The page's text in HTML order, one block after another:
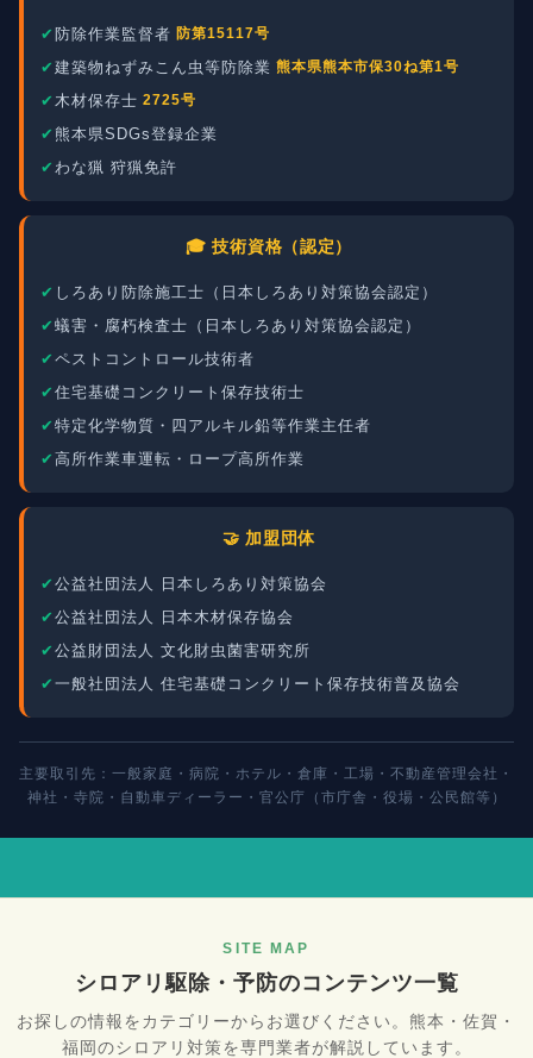
防除作業監督者 防第15117号
建築物ねずみこん虫等防除業 熊本県熊本市保30ね第1号
木材保存士 2725号
熊本県SDGs登録企業
わな猟 狩猟免許
🎓 技術資格（認定）
しろあり防除施工士（日本しろあり対策協会認定）
蟻害・腐朽検査士（日本しろあり対策協会認定）
ペストコントロール技術者
住宅基礎コンクリート保存技術士
特定化学物質・四アルキル鉛等作業主任者
高所作業車運転・ロープ高所作業
🤝 加盟団体
公益社団法人 日本しろあり対策協会
公益社団法人 日本木材保存協会
公益財団法人 文化財虫菌害研究所
一般社団法人 住宅基礎コンクリート保存技術普及協会
主要取引先：一般家庭・病院・ホテル・倉庫・工場・不動産管理会社・
神社・寺院・自動車ディーラー・官公庁（市庁舎・役場・公民館等）
SITE MAP
シロアリ駆除・予防のコンテンツ一覧
お探しの情報をカテゴリーからお選びください。熊本・佐賀・
福岡のシロアリ対策を専門業者が解説しています。